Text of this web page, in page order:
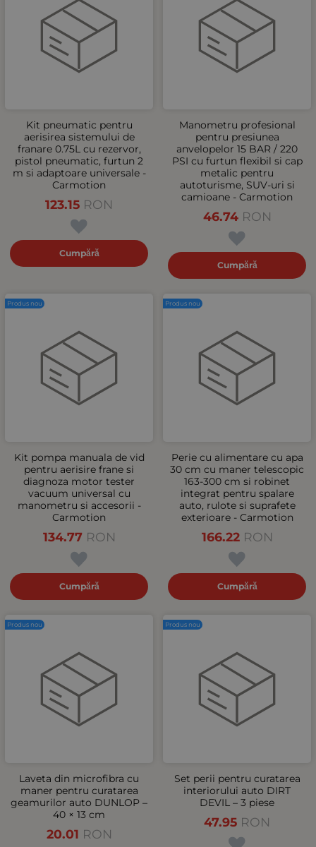
Kit pneumatic pentru
aerisirea sistemului de
franare 0.75L cu rezervor,
pistol pneumatic, furtun 2
m si adaptoare universale -
Carmotion
123.15 RON
Cumpără
Manometru profesional
pentru presiunea
anvelopelor 15 BAR / 220
PSI cu furtun flexibil si cap
metalic pentru
autoturisme, SUV-uri si
camioane - Carmotion
46.74 RON
Cumpără
Kit pompa manuala de vid
pentru aerisire frane si
diagnoza motor tester
vacuum universal cu
manometru si accesorii -
Carmotion
134.77 RON
Cumpără
Produs nou
Perie cu alimentare cu apa
30 cm cu maner telescopic
163-300 cm si robinet
integrat pentru spalare
auto, rulote si suprafete
exterioare - Carmotion
166.22 RON
Cumpără
Produs nou
Laveta din microfibra cu
maner pentru curatarea
geamurilor auto DUNLOP –
40 × 13 cm
20.01 RON
Produs nou
Set perii pentru curatarea
interiorului auto DIRT
DEVIL – 3 piese
47.95 RON
Produs nou